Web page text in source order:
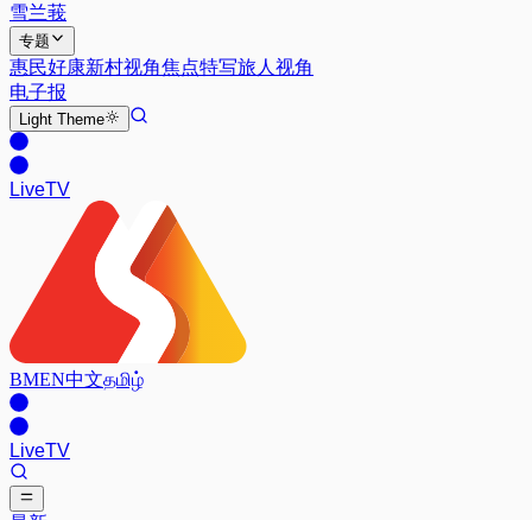
雪兰莪
专题
惠民好康新村视角焦点特写旅人视角
电子报
Light Theme
LiveTV
BMEN中文தமிழ்
LiveTV